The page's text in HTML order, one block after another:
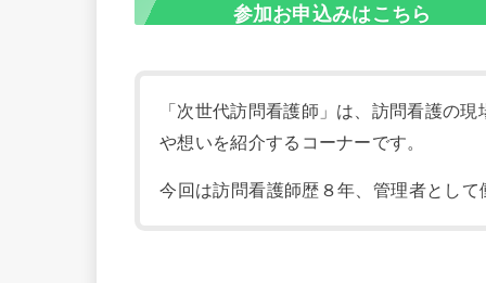
参加お申込みはこちら
「次世代訪問看護師」は、訪問看護の
や想いを紹介するコーナーです。
今回は訪問看護師歴８年、管理者とし